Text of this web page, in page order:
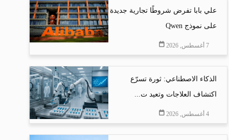
علي بابا تفرض شروطًا تجارية جديدة
على نموذج Qwen
7 أغسطس, 2026
الذكاء الاصطناعي: ثورة تسرّع
اكتشاف العلاجات وتعيد ت...
4 أغسطس, 2026